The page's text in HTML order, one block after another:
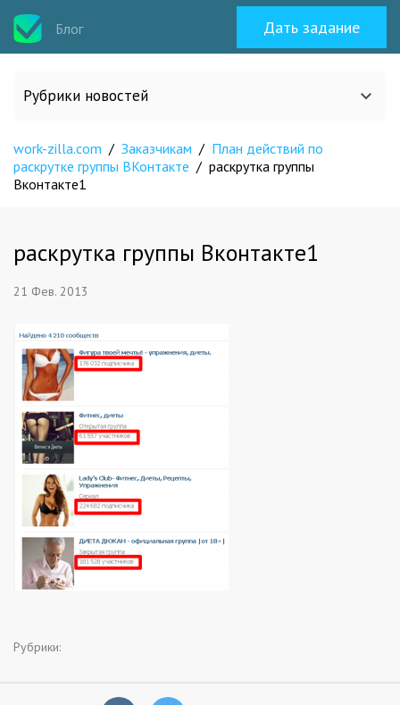
Блог Дать задание
Рубрики новостей
Все статьи
Кейсы
Исполнителям
Заказчикам
Полезное
Гости
work-zilla.com / Заказчикам / План действий по
раскрутке группы ВКонтакте / раскрутка группы
Вконтакте1
раскрутка группы Вконтакте1
21 Фев. 2013
Рубрики: